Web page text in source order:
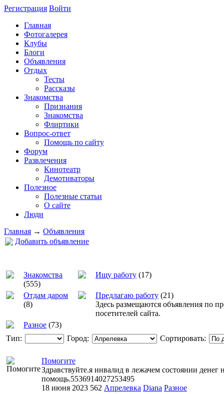
Регистрация Войти
Главная
Фотогалерея
Клубы
Блоги
Объявления
Отдых
Тесты
Рассказы
Знакомства
Признания
Знакомства
Флиртики
Вопрос-ответ
Помощь по сайту
Форум
Развлечения
Кинотеатр
Демотиваторы
Полезное
Полезные статьи
О сайте
Люди
Главная → Объявления
Добавить объявление
Знакомства
(555)
Ищу работу (17)
Отдам даром
(8)
Предлагаю работу (21)
Здесь размещаются объявления по
посетителей сайта.
Разное (73)
Тип:
Город: Сортировать:
Помогите
Здравствуйте.я инвалид в лежачем состоянии
помощь.5536914027253495
18 июня 2023 562 Апрелевка Diana Разное